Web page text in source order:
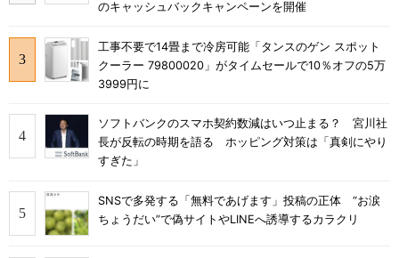
のキャッシュバックキャンペーンを開催
工事不要で14畳まで冷房可能「タンスのゲン スポット
クーラー 79800020」がタイムセールで10％オフの5万
3999円に
ソフトバンクのスマホ契約数減はいつ止まる？ 宮川社
長が反転の時期を語る ホッピング対策は「真剣にやり
すぎた」
SNSで多発する「無料であげます」投稿の正体 “お涙
ちょうだい”で偽サイトやLINEへ誘導するカラクリ